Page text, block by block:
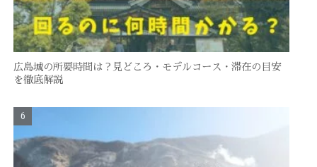
広島城の所要時間は？見どころ・モデルコース・滞在の目安
を徹底解説